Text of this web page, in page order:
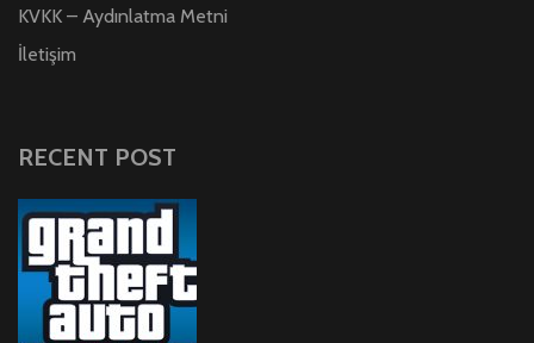
KVKK – Aydınlatma Metni
İletişim
RECENT POST